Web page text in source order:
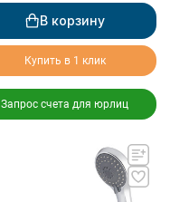
В корзину
Купить в 1 клик
Запрос счета для юрлиц